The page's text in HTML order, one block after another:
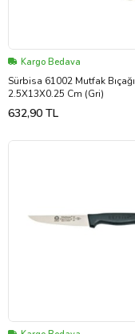
Kargo Bedava
Sürbisa 61002 Mutfak Bıçağı
2.5X13X0.25 Cm (Gri)
632,90 TL